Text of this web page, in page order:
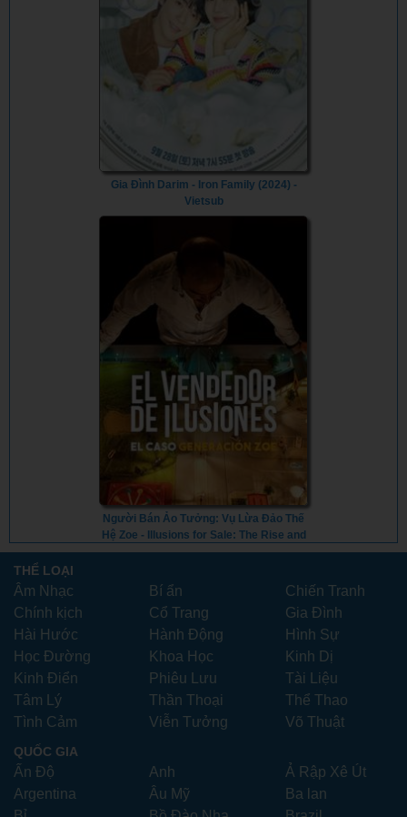
Gia Đình Darim - Iron Family (2024) -
Vietsub
Người Bán Ảo Tưởng: Vụ Lừa Đảo Thế
Hệ Zoe - Illusions for Sale: The Rise and
Fall of Generation Zoe (2024) - Vietsub
THỂ LOẠI
Âm Nhạc Bí ẩn
Chiến Tranh
Chính kịch
Cổ Trang
Gia Đình
Hài Hước
Hành Động
Hình Sự
Học Đường
Khoa Học
Kinh Dị
Kinh Điển
Phiêu Lưu
Tài Liệu
Tâm Lý
Thần Thoại
Thể Thao
Tình Cảm
Viễn Tưởng Võ Thuật
QUỐC GIA
Ấn Độ Anh
Ả Rập Xê Út
Argentina
Âu Mỹ
Ba lan